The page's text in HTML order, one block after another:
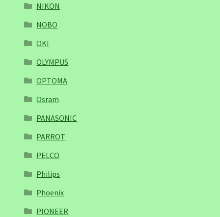
NIKON
NOBO
OKI
OLYMPUS
OPTOMA
Osram
PANASONIC
PARROT
PELCO
Philips
Phoenix
PIONEER